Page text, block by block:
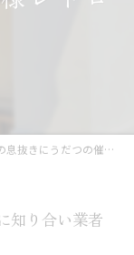
つの催事に知り合い業者様レトロの大先生...
知り合い業者